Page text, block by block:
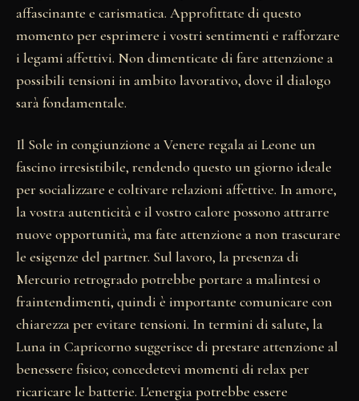
affascinante e carismatica. Approfittate di questo
momento per esprimere i vostri sentimenti e rafforzare
i legami affettivi. Non dimenticate di fare attenzione a
possibili tensioni in ambito lavorativo, dove il dialogo
sarà fondamentale.
Il Sole in congiunzione a Venere regala ai Leone un
fascino irresistibile, rendendo questo un giorno ideale
per socializzare e coltivare relazioni affettive. In amore,
la vostra autenticità e il vostro calore possono attrarre
nuove opportunità, ma fate attenzione a non trascurare
le esigenze del partner. Sul lavoro, la presenza di
Mercurio retrogrado potrebbe portare a malintesi o
fraintendimenti, quindi è importante comunicare con
chiarezza per evitare tensioni. In termini di salute, la
Luna in Capricorno suggerisce di prestare attenzione al
benessere fisico; concedetevi momenti di relax per
ricaricare le batterie. L'energia potrebbe essere